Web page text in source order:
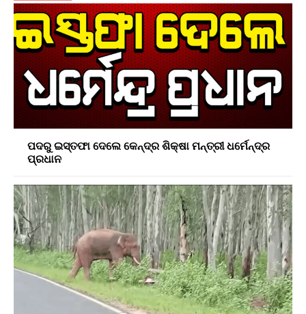
ପଦରୁ ଇସ୍ତଫା ଦେଲେ କେନ୍ଦ୍ର ଶିକ୍ଷା ମନ୍ତ୍ରୀ ଧର୍ମେନ୍ଦ୍ର
ପ୍ରଧାନ